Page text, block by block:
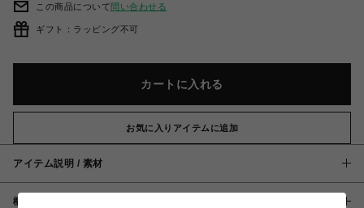
この商品について問い合わせる
ギフト：ラッピング不可
カートに入れる
お気に入りアイテムに追加
アイテム説明 / 素材
概要